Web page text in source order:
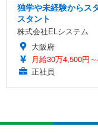
独学や未経験からス
スタント
株式会社ELシステム
大阪府
月給30万4,500円
正社員